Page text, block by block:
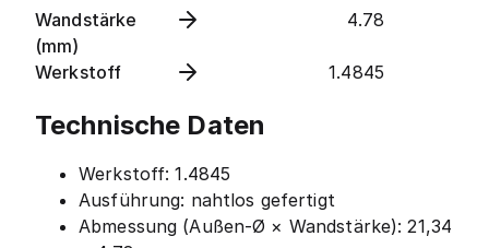
Wandstärke
(mm)
4.78
Werkstoff 1.4845
Technische Daten
Werkstoff: 1.4845
Ausführung: nahtlos gefertigt
Abmessung (Außen-Ø × Wandstärke): 21,34